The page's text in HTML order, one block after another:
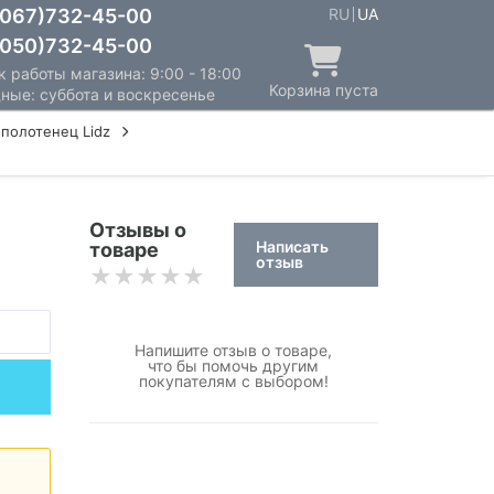
45-00
45-00
работы магазина: 9:00 - 18:00
суббота и воскресенье
RU UA
Корзина пуста
Lidz
Отзывы о
товаре
Написать
отзыв
Напишите отзыв о товаре,
что бы помочь другим
покупателям с выбором!